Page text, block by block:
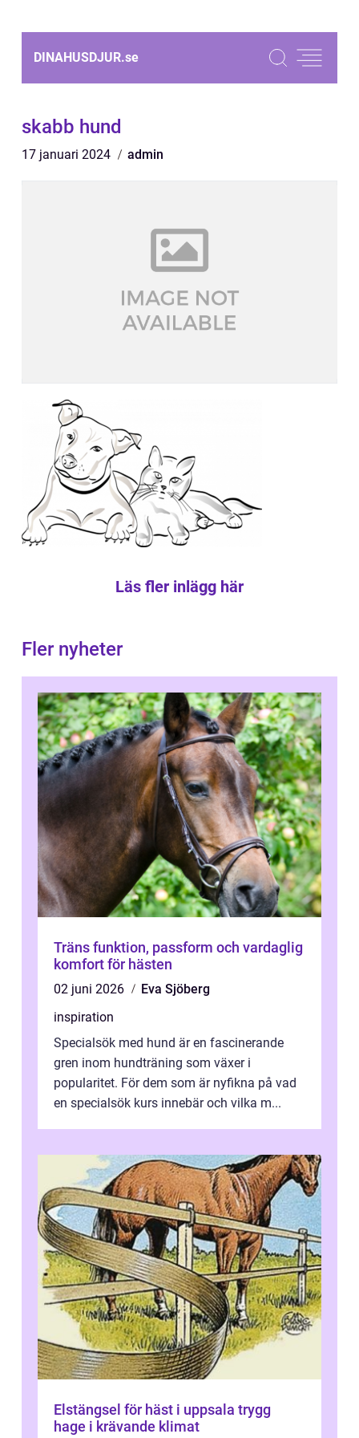
DINAHUSDJUR.se
skabb hund
17 januari 2024 admin
Läs fler inlägg här
Fler nyheter
Träns funktion, passform och vardaglig
komfort för hästen
02 juni 2026
Eva Sjöberg
inspiration
Specialsök med hund är en fascinerande
gren inom hundträning som växer i
popularitet. För dem som är nyfikna på vad
en specialsök kurs innebär och vilka m...
Elstängsel för häst i uppsala trygg
hage i krävande klimat